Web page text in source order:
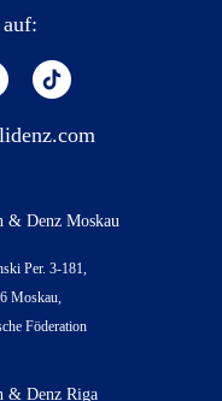
& Denz Moskau
Per. 3-181,
Moskau,
Föderation
& Denz Riga